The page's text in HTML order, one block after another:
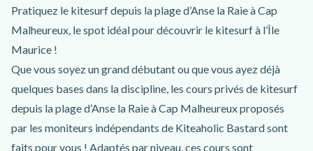
Pratiquez le kitesurf depuis la plage d’Anse la Raie à Cap
Malheureux, le spot idéal pour découvrir le kitesurf à l’Île
Maurice !
Que vous soyez un grand débutant ou que vous ayez déjà
quelques bases dans la discipline, les cours privés de kitesurf
depuis la plage d’Anse la Raie à Cap Malheureux proposés
par les moniteurs indépendants de Kiteaholic Bastard sont
faits pour vous ! Adaptés par niveau, ces cours sont